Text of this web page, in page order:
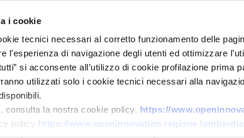
i cookie
tecnici necessari al corretto funzionamento delle
l’esperienza di navigazione degli utenti ed ottimizzare
si acconsente all’utilizzo di cookie profilazione prima
utilizzati solo i cookie tecnici necessari alla
consulta la nostra cookie policy. https://
policy https://
di
Technology offer
PMI francese produttrice di
DPI CBRN e decontaminazione
cerca partner europei